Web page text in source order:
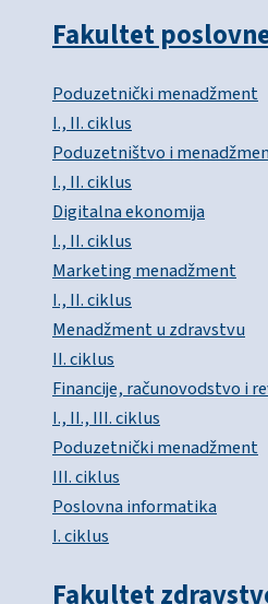
Fakultet
Poduzetnički menadžment
I., II. ciklus
Poduzetništvo i
I., II. ciklus
Digitalna ekonomija
I., II. ciklus
Marketing menadžment
I., II. ciklus
Menadžment u zdravstvu
II. ciklus
Financije, računovodstvo i
I., II., III. ciklus
Poduzetnički menadžment
III. ciklus
Poslovna informatika
I. ciklus
Fakultet